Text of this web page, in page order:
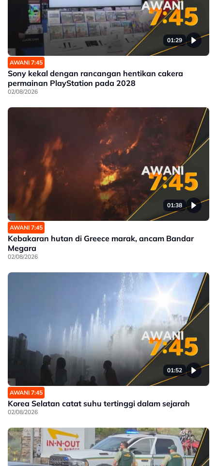
01:29
AWANI 7:45
Sony kekal dengan rancangan hentikan cakera
permainan PlayStation pada 2028
02/08/2026
01:38
AWANI 7:45
Kebakaran hutan di Greece marak, ancam Bandar
Megara
02/08/2026
01:52
AWANI 7:45
Korea Selatan catat suhu tertinggi dalam sejarah
02/08/2026